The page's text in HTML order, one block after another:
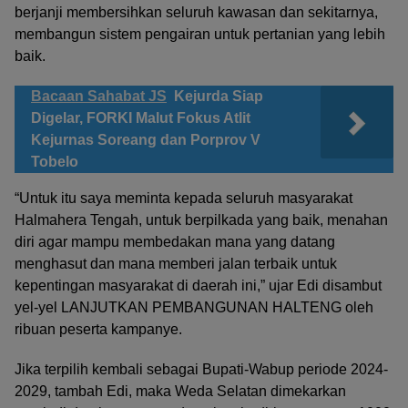
berjanji membersihkan seluruh kawasan dan sekitarnya,
membangun sistem pengairan untuk pertanian yang lebih
baik.
Bacaan Sahabat JS
Kejurda Siap
Digelar, FORKI Malut Fokus Atlit
Kejurnas Soreang dan Porprov V
Tobelo
“Untuk itu saya meminta kepada seluruh masyarakat
Halmahera Tengah, untuk berpilkada yang baik, menahan
diri agar mampu membedakan mana yang datang
menghasut dan mana memberi jalan terbaik untuk
kepentingan masyarakat di daerah ini,” ujar Edi disambut
yel-yel LANJUTKAN PEMBANGUNAN HALTENG oleh
ribuan peserta kampanye.
Jika terpilih kembali sebagai Bupati-Wabup periode 2024-
2029, tambah Edi, maka Weda Selatan dimekarkan